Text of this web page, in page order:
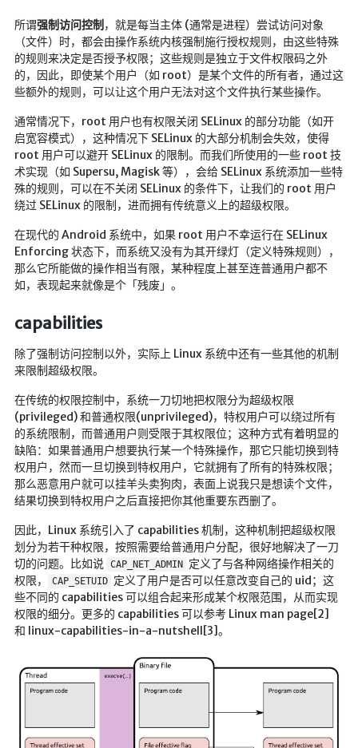
所谓强制访问控制 ，就是每当主体 (通常是进程）尝试访问对象
（文件）时，都会由操作系统内核强制施行授权规则，由这些特殊
的规则来决定是否授予权限；这些规则是独立于文件权限码之外
的，因此，即使某个用户（如 root）是某个文件的所有者，通过这
些额外的规则，可以让这个用户无法对这个文件执行某些操作。
通常情况下，root 用户也有权限关闭 SELinux 的部分功能（如开
启宽容模式），这种情况下 SELinux 的大部分机制会失效，使得
root 用户可以避开 SELinux 的限制。而我们所使用的一些 root 技
术实现（如 Supersu, Magisk 等），会给 SELinux 系统添加一些特
殊的规则，可以在不关闭 SELinux 的条件下，让我们的 root 用户
绕过 SELinux 的限制，进而拥有传统意义上的超级权限。
在现代的 Android 系统中，如果 root 用户不幸运行在 SELinux
Enforcing 状态下，而系统又没有为其开绿灯（定义特殊规则），
那么它所能做的操作相当有限，某种程度上甚至连普通用户都不
如，表现起来就像是个「残废」。
capabilities
除了强制访问控制以外，实际上 Linux 系统中还有一些其他的机制
来限制超级权限。
在传统的权限控制中，系统一刀切地把权限分为超级权限
(privileged) 和普通权限(unprivileged)，特权用户可以绕过所有
的系统限制，而普通用户则受限于其权限位；这种方式有着明显的
缺陷：如果普通用户想要执行某一个特殊操作，那它只能切换到特
权用户，然而一旦切换到特权用户，它就拥有了所有的特殊权限；
那么恶意用户就可以挂羊头卖狗肉，表面上说我只是想读个文件，
结果切换到特权用户之后直接把你其他重要东西删了。
因此，Linux 系统引入了 capabilities 机制，这种机制把超级权限
划分为若干种权限，按照需要给普通用户分配，很好地解决了一刀
切的问题。比如说 CAP_NET_ADMIN
定义了与各种网络操作相关的
权限，
CAP_SETUID 定义了用户是否可以任意改变自己的 uid；这
些不同的 capabilities 可以组合起来形成某个权限范围，从而实现
权限的细分。更多的 capabilities 可以参考 Linux man page[2]
和 linux-capabilities-in-a-nutshell[3]。
主站网页探针
副站网页探针
高阶工具
软件下载安装
百度网盘解析
百度解析_备用
文字重排
id查手机号
注册接码
临时邮箱
🎮小游戏
红白机
红白机资源
dos游戏
在线狼人杀
飞船对接模拟
特效地址
引导页
背景动画
文字变换特效
Floatingheart
过山车
海洋